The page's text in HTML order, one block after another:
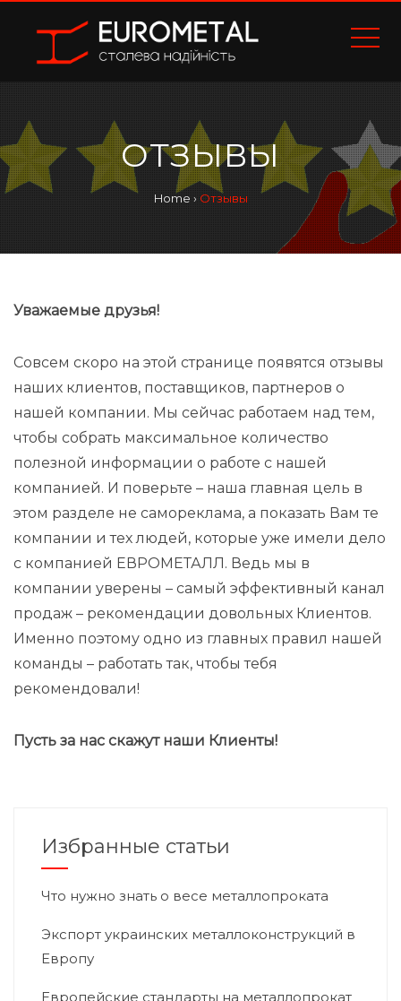
ОТЗЫВЫ
Home › Отзывы
Уважаемые друзья!
Совсем скоро на этой странице появятся отзывы
наших клиентов, поставщиков, партнеров о
нашей компании. Мы сейчас работаем над тем,
чтобы собрать максимальное количество
полезной информации о работе с нашей
компанией. И поверьте – наша главная цель в
этом разделе не самореклама, а показать Вам те
компании и тех людей, которые уже имели дело
с компанией ЕВРОМЕТАЛЛ. Ведь мы в
компании уверены – самый эффективный канал
продаж – рекомендации довольных Клиентов.
Именно поэтому одно из главных правил нашей
команды – работать так, чтобы тебя
рекомендовали!
Пусть за нас скажут наши Клиенты!
Избранные статьи
Что нужно знать о весе металлопроката
Экспорт украинских металлоконструкций в
Европу
Европейские стандарты на металлопрокат